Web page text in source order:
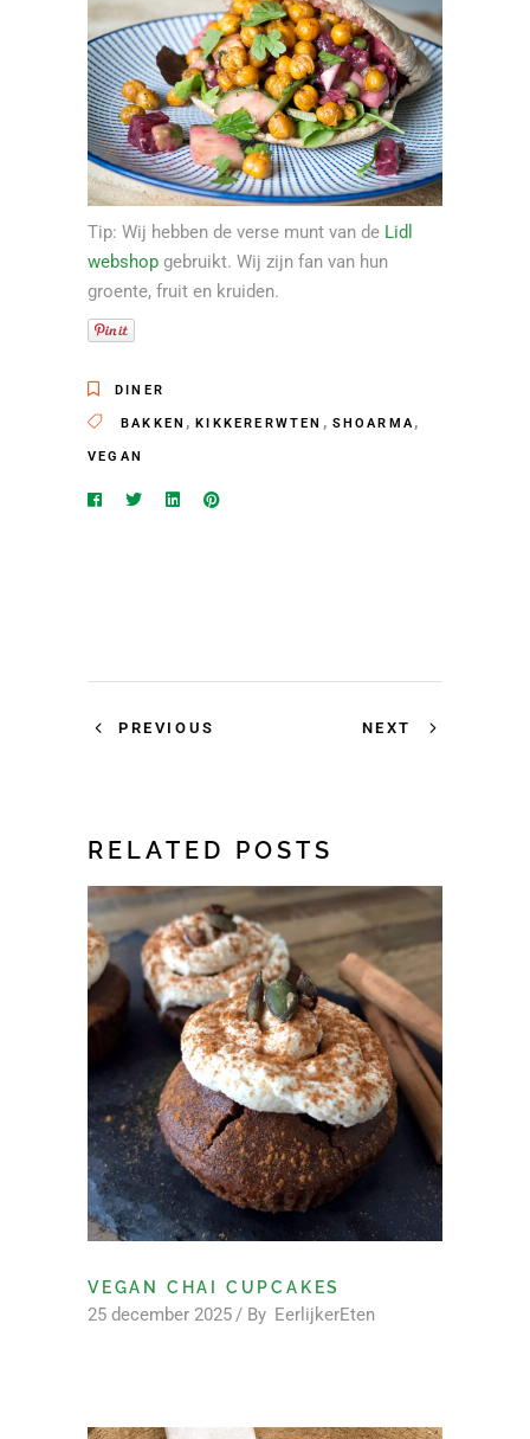
Tip: Wij hebben de verse munt van de Lidl
webshop gebruikt. Wij zijn fan van hun
groente, fruit en kruiden.
DINER
BAKKEN ,KIKKERERWTEN , SHOARMA,
VEGAN
PREVIOUS NEXT
RELATED POSTS
VEGAN CHAI CUPCAKES
25 december 2025 By EerlijkerEten